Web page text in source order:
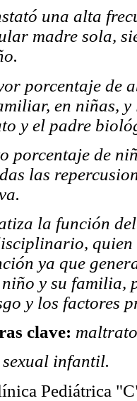
una alta
madre sola,
porcentaje de
en niñas, y
y el padre
porcentaje de
las
la función
ya que
y su familia,
y los factores
clave:
infantil.
Pediátrica